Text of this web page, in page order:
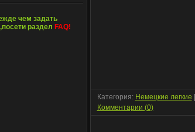
чем задать
раздел FAQ!
Категория: Немецкие легкие
Комментарии (0)